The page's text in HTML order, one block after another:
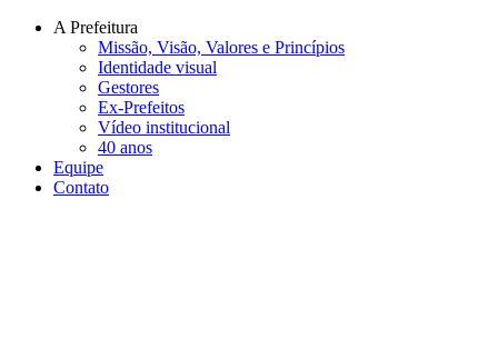
Conteúdo principal
A Prefeitura
Missão, Visão, Valores e Princípios
Identidade visual
Gestores
Ex-Prefeitos
Vídeo institucional
40 anos
Equipe
Contato